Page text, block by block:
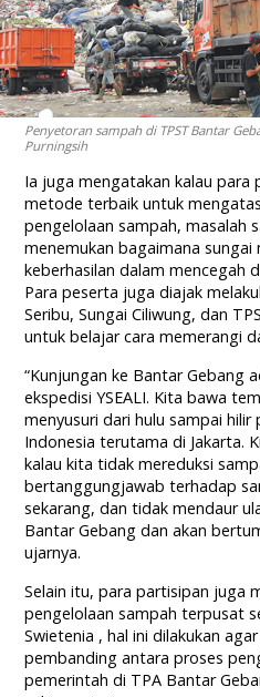
Penyetoran sampah di TPST Bantar
Purningsih
Ia juga mengatakan kalau para
metode terbaik untuk
pengelolaan sampah, masalah
menemukan bagaimana
keberhasilan dalam mencegah
Para peserta juga diajak
Seribu, Sungai Ciliwung, dan
untuk belajar cara memerangi
“Kunjungan ke Bantar Gebang
ekspedisi YSEALI. Kita bawa
menyusuri dari hulu sampai
Indonesia terutama di Jakarta.
kalau kita tidak mereduksi
bertanggungjawab terhadap
sekarang, dan tidak mendaur
Bantar Gebang dan akan
ujarnya.
Selain itu, para partisipan juga
pengelolaan sampah terpusat
Swietenia , hal ini dilakukan
pembanding antara proses
pemerintah di TPA Bantar